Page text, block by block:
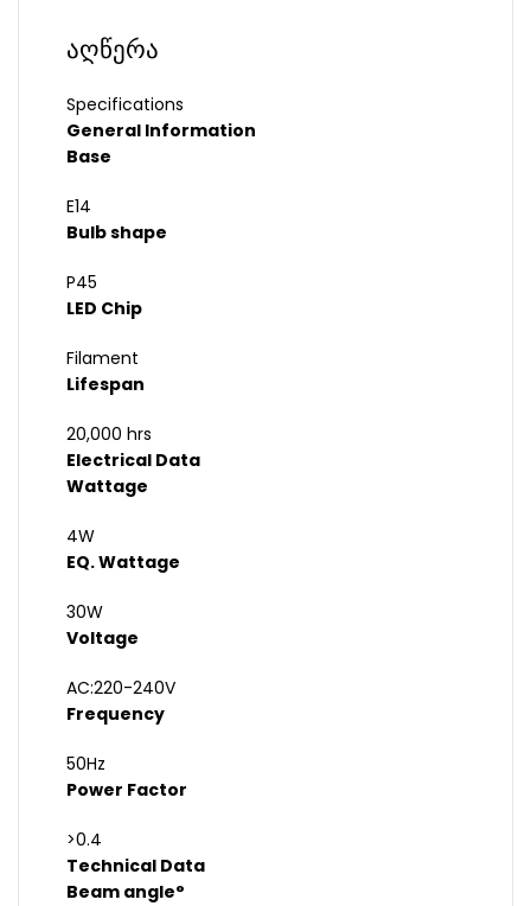
აღწერა
Specifications
General Information
Base
E14
Bulb shape
P45
LED Chip
Filament
Lifespan
20,000 hrs
Electrical Data
Wattage
4W
EQ. Wattage
30W
Voltage
AC:220-240V
Frequency
50Hz
Power Factor
>0.4
Technical Data
Beam angle°